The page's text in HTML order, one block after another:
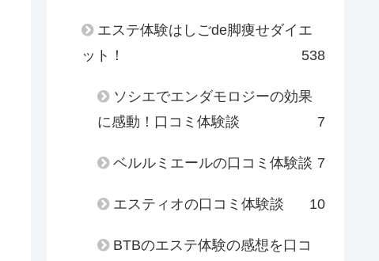
エステ体験はしごde脚痩せダイエ
ット！
538
ソシエでエンダモロジーの効果
に感動！口コミ体験談
7
ベルルミエールの口コミ体験談 7
エスティオの口コミ体験談 10
BTBのエステ体験の感想を口コ